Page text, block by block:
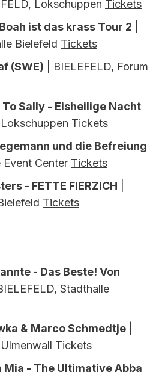
Lokschuppen Tickets
ist das krass Tour 2
Bielefeld Tickets
(SWE) | BIELEFELD, Forum
Sally - Eisheilige Nacht
Lokschuppen Tickets
und die Befreiung
Event Center Tickets
- FETTE FIERZICH
Tickets
- Das Beste! Von
Stadthalle
& Marco Schmedtje
Tickets
Mia - The Ultimative Abba